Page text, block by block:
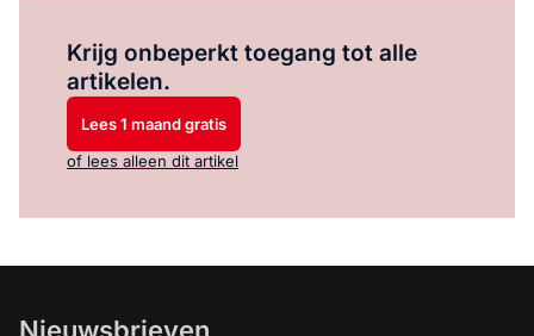
Krijg onbeperkt toegang tot alle
artikelen.
Lees 1 maand gratis
of lees alleen dit artikel